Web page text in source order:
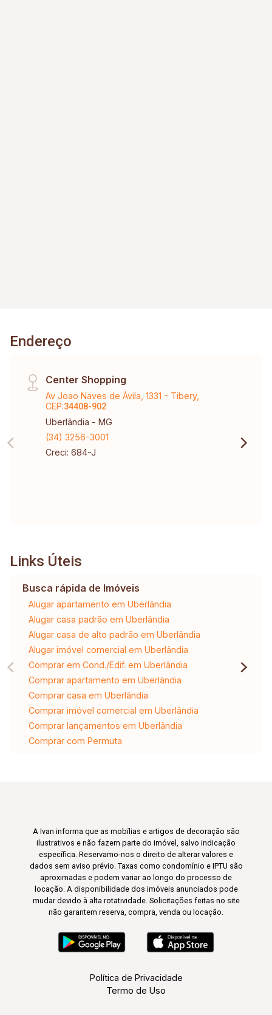
Endereço
Center Shopping
Av Joao Naves de Ávila, 1331 - Tibery,
CEP:34408-902
Uberlândia - MG
(34) 3256-3001
Creci: 684-J
Links Úteis
Busca rápida de Imóveis
Alugar apartamento em Uberlândia
Alugar casa padrão em Uberlândia
Alugar casa de alto padrão em Uberlândia
Alugar imóvel comercial em Uberlândia
Comprar em Cond./Edif. em Uberlândia
Comprar apartamento em Uberlândia
Comprar casa em Uberlândia
Comprar imóvel comercial em Uberlândia
Comprar lançamentos em Uberlândia
Comprar com Permuta
A Ivan informa que as mobílias e artigos de decoração são
ilustrativos e não fazem parte do imóvel, salvo indicação
específica. Reservamo-nos o direito de alterar valores e
dados sem aviso prévio. Taxas como condomínio e IPTU são
aproximadas e podem variar ao longo do processo de
locação. A disponibilidade dos imóveis anunciados pode
mudar devido à alta rotatividade. Solicitações feitas no site
não garantem reserva, compra, venda ou locação.
Política de Privacidade
Termo de Uso